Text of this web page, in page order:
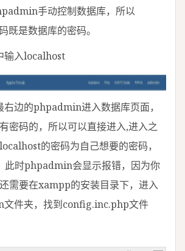
手动控制数据库，所以
是数据库的密码。
输入localhost
右边的phpadmin进入数据库页面，
密码的，所以可以直接进入,进入之
的密码为自己想要的密码，
此时phpadmin会显示报错，因为你
需要在xampp的安装目录下，进入
件夹，找到config.inc.php文件